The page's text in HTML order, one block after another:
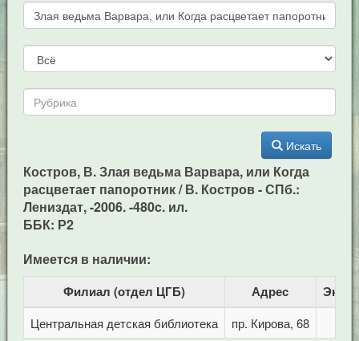
Искать
Костров, В. Злая ведьма Варвара, или Когда
расцветает папоротник / В. Костров - СПб.:
Лениздат, -2006. -480c. ил.
ББК: Р2
Имеется в наличии:
Филиал (отдел ЦГБ) Адрес
Центральная детская библиотека пр. Кирова, 68